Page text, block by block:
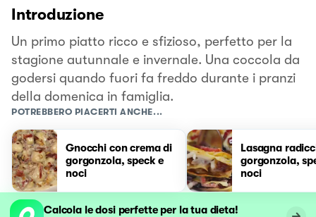
Introduzione
Un primo piatto ricco e sfizioso, perfetto per la
stagione autunnale e invernale. Una coccola da
godersi quando fuori fa freddo durante i pranzi
della domenica in famiglia.
POTREBBERO PIACERTI ANCHE...
Gnocchi con crema di
gorgonzola, speck e
noci
Lasagna
gorgonzola,
noci
Calcola le dosi perfette per la tua dieta!